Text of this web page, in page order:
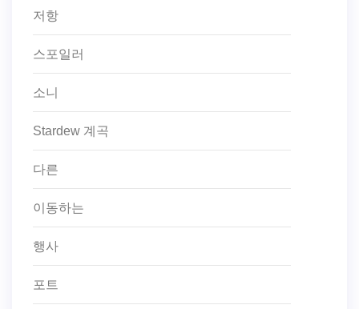
저항
스포일러
소니
Stardew 계곡
다른
이동하는
행사
포트